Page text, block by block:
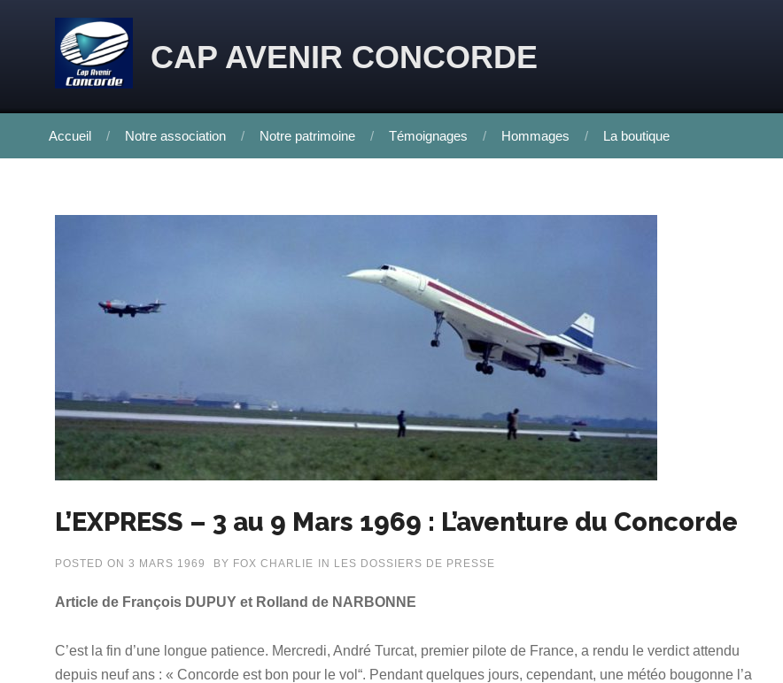
CAP AVENIR CONCORDE
Accueil Notre association Notre patrimoine Témoignages Hommages La boutique
L’EXPRESS – 3 au 9 Mars 1969 : L’aventure du Concorde
POSTED ON 3 MARS 1969 BY FOX CHARLIE IN LES DOSSIERS DE PRESSE
Article de François DUPUY et Rolland de NARBONNE
C’est la fin d’une longue patience. Mercredi, André Turcat, premier pilote de France, a rendu le verdict attendu
depuis neuf ans : « Concorde est bon pour le vol“. Pendant quelques jours, cependant, une météo bougonne l’a